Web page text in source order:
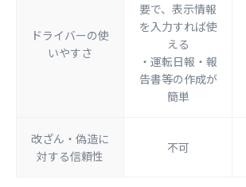
ドライバーの使
いやすさ
要で、表示情報
を入力すれば使
える
・運転日報・報
告書等の作成が
簡単
改ざん・偽造に
対する信頼性
不可